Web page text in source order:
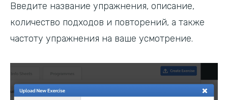
Введите название упражнения, описание,
количество подходов и повторений, а также
частоту упражнения на ваше усмотрение.